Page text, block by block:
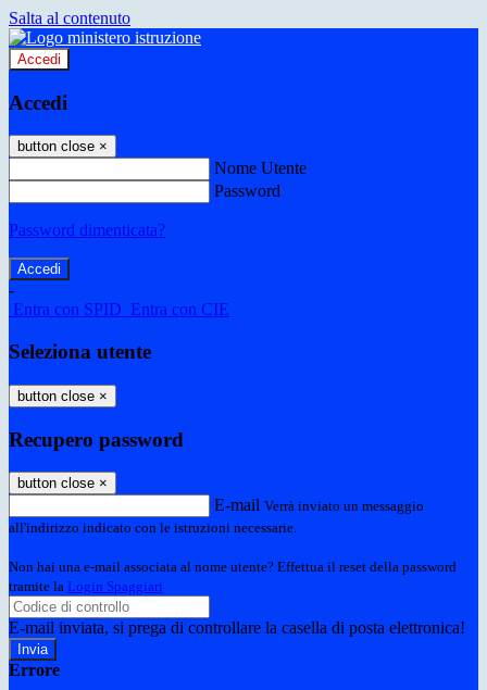
Salta al contenuto
Accedi
Accedi
button close ×
Nome Utente
Password
Password dimenticata?
-
Entra con SPID Entra con CIE
Seleziona utente
button close ×
Recupero password
button close ×
E-mail Verrà inviato un messaggio
all'indirizzo indicato con le istruzioni necessarie.
Non hai una e-mail associata al nome utente? Effettua il reset della password
tramite la Login Spaggiari
E-mail inviata, si prega di controllare la casella di posta elettronica!
Errore